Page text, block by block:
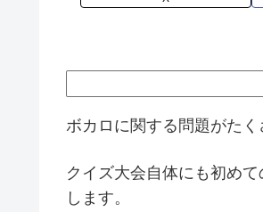
ボカロに関する問題がた
クイズ大会自体にも初め
します。